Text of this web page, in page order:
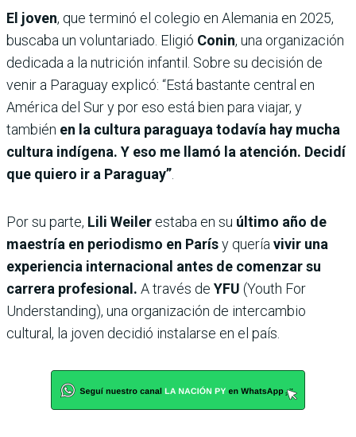
El joven, que terminó el colegio en Alemania en 2025,
buscaba un voluntariado. Eligió Conin, una organización
dedicada a la nutrición infantil. Sobre su decisión de
venir a Paraguay explicó: “Está bastante central en
América del Sur y por eso está bien para viajar, y
también en la cultura paraguaya todavía hay mucha
cultura indígena. Y eso me llamó la atención. Decidí
que quiero ir a Paraguay”
Por su parte, Lili Weiler estaba en su último año de
maestría en periodismo en Parísy quería vivir una
experiencia internacional antes de comenzar su
carrera profesional. A través de YFU (Youth For
Understanding), una organización de intercambio
cultural, la joven decidió instalarse en el país.